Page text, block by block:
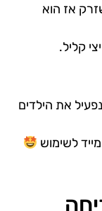
אז הוא
קליל.
את הילדים
לשימוש